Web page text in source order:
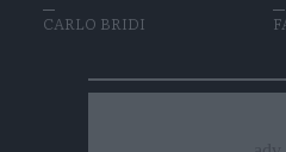
CARLO BRIDI